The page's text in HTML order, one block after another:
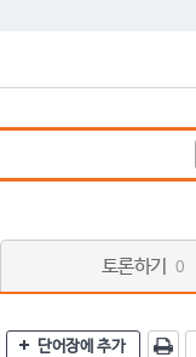
토론하기 0
단어장에 추가